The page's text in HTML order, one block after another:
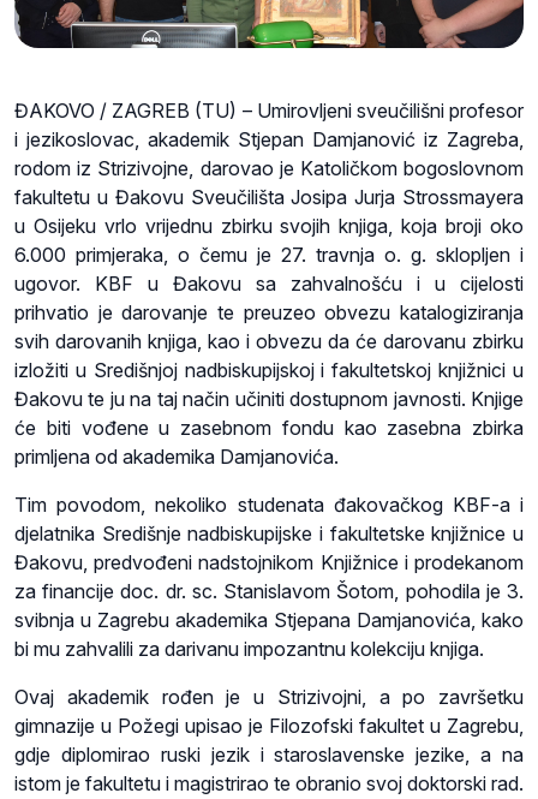
ĐAKOVO / ZAGREB (TU) – Umirovljeni sveučilišni profesor
i jezikoslovac, akademik Stjepan Damjanović iz Zagreba,
rodom iz Strizivojne, darovao je Katoličkom bogoslovnom
fakultetu u Đakovu Sveučilišta Josipa Jurja Strossmayera
u Osijeku vrlo vrijednu zbirku svojih knjiga, koja broji oko
6.000 primjeraka, o čemu je 27. travnja o. g. sklopljen i
ugovor. KBF u Đakovu sa zahvalnošću i u cijelosti
prihvatio je darovanje te preuzeo obvezu katalogiziranja
svih darovanih knjiga, kao i obvezu da će darovanu zbirku
izložiti u Središnjoj nadbiskupijskoj i fakultetskoj knjižnici u
Đakovu te ju na taj način učiniti dostupnom javnosti. Knjige
će biti vođene u zasebnom fondu kao zasebna zbirka
primljena od akademika Damjanovića.
Tim povodom, nekoliko studenata đakovačkog KBF-a i
djelatnika Središnje nadbiskupijske i fakultetske knjižnice u
Đakovu, predvođeni nadstojnikom Knjižnice i prodekanom
za financije doc. dr. sc. Stanislavom Šotom, pohodila je 3.
svibnja u Zagrebu akademika Stjepana Damjanovića, kako
bi mu zahvalili za darivanu impozantnu kolekciju knjiga.
Ovaj akademik rođen je u Strizivojni, a po završetku
gimnazije u Požegi upisao je Filozofski fakultet u Zagrebu,
gdje diplomirao ruski jezik i staroslavenske jezike, a na
istom je fakultetu i magistrirao te obranio svoj doktorski rad.